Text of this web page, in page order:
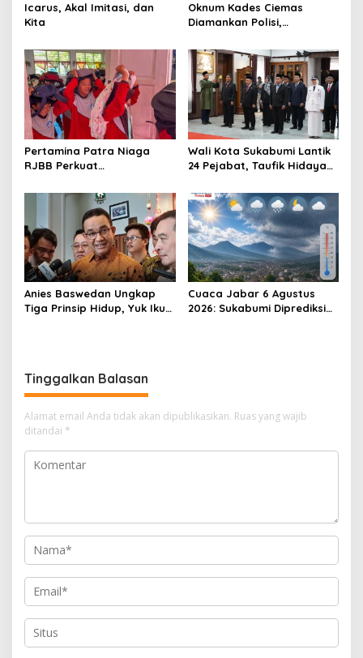
Icarus, Akal Imitasi, dan
Kita
Oknum Kades Ciemas
Diamankan Polisi,
Sabtu Bukan Pengedar
Pertamina Patra Niaga
RJBB Perkuat
Sejak Dini melalui Program
PANAH KESATRIA
Wali Kota Sukabumi Lantik
24 Pejabat, Taufik Hidayah:
Akan Ada Pelantikan
Anies Baswedan Ungkap
Tiga Prinsip Hidup, Yuk Ikuti
Cuaca Jabar 6 Agustus
2026: Sukabumi Diprediksi
Tinggalkan Balasan
Alamat email Anda tidak akan dipublikasikan. Ruas yang wajib
ditandai *